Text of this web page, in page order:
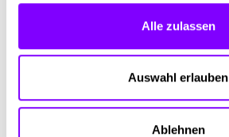
Alle zulassen
Auswahl erlauben
Ablehnen
Hygienemaßnahmen.